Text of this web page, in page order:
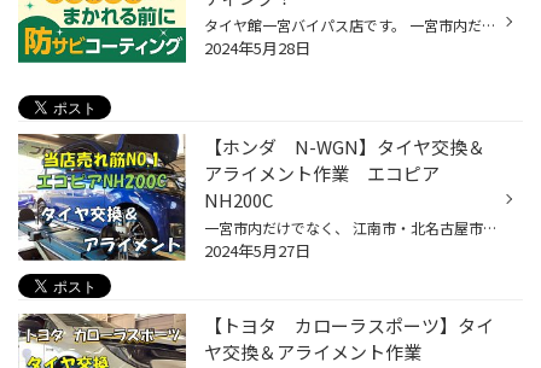
タイヤ館一宮バイパス店です。 一宮市内だけでなく、 江南市・北名古屋市・岩倉市・羽島市などからも ご来店いただきまして、ありがとうございます！ 【タイヤ館一宮アクセスMAP】↓ https://www.taiyakan.co.jp/shop/ichinomiya-b/about/access/ タイヤ交換時おススメ！！ 錆コーティング お車の下...
2024年5月28日
【ホンダ N-WGN】タイヤ交換＆
アライメント作業 エコピア
NH200C
一宮市内だけでなく、 江南市・北名古屋市・岩倉市・羽島市などからも ご来店いただきまして、ありがとうございます！ 【タイヤ館一宮アクセスMAP】↓ https://www.taiyakan.co.jp/shop/ichinomiya-b/about/access/ 本日の作業ご紹介です。 ホンダ N-WGN タイヤ 155/65R14 NH200C タイヤをそろそろ交...
2024年5月27日
【トヨタ カローラスポーツ】タイ
ヤ交換＆アライメント作業